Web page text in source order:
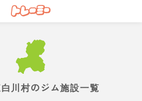
川村のジム施設一覧